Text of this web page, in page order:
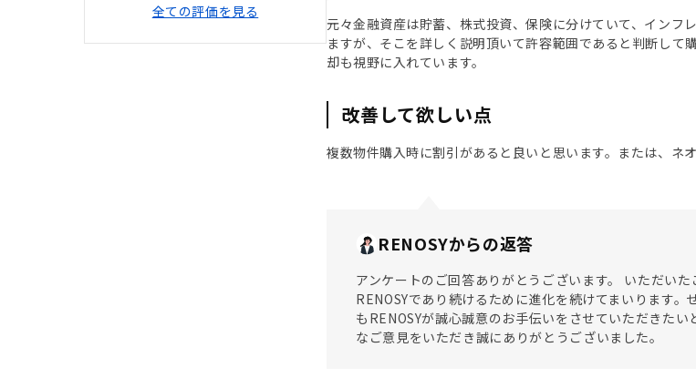
全ての評価を見る
元々金融資産は貯蓄、株式投資、保険に分けていて、インフ
ますが、そこを詳しく説明頂いて許容範囲であると判断し
却も視野に入れています。
改善して欲しい点
複数物件購入時に割引があると良いと思います。または、ネ
RENOSYからの返答
アンケートのご回答ありがとうございます。 いただい
RENOSYであり続けるために進化を続けてまいります
もRENOSYが誠心誠意のお手伝いをさせていただきた
なご意見をいただき誠にありがとうございました。